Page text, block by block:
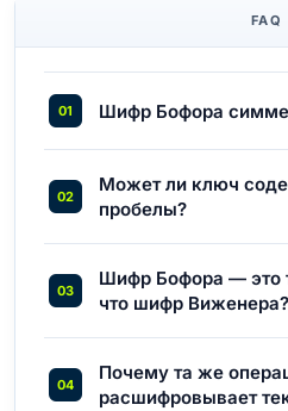
FAQ
Шифр Бофора
Может ли ключ
пробелы?
Шифр Бофора — это
что шифр Виженера?
Почему та же
расшифровывает